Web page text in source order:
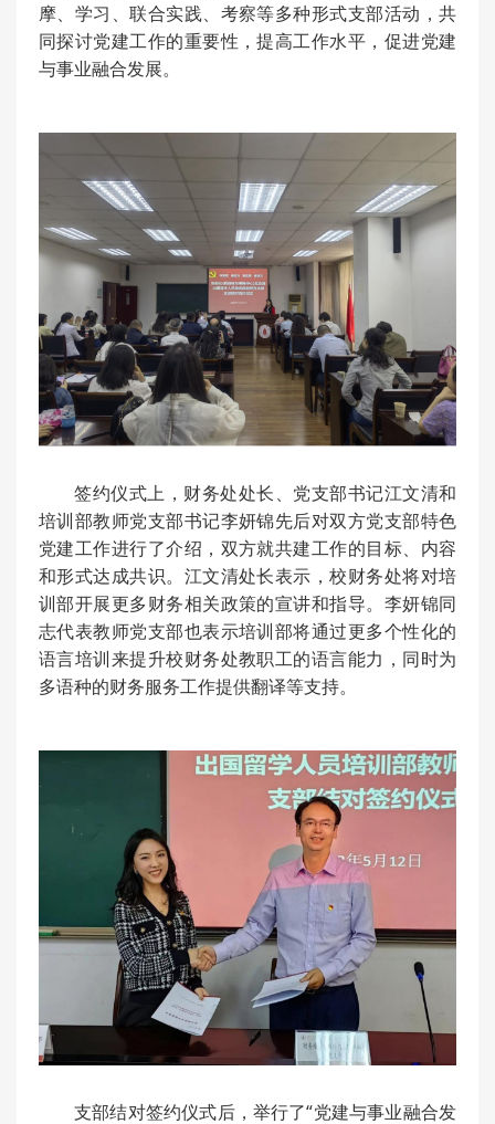
摩、学习、联合实践、考察等多种形式支部活动，共
同探讨党建工作的重要性，提高工作水平，促进党建
与事业融合发展。
签约仪式上，财务处处长、党支部书记江文清和
培训部教师党支部书记李妍锦先后对双方党支部特色
党建工作进行了介绍，双方就共建工作的目标、内容
和形式达成共识。江文清处长表示，校财务处将对培
训部开展更多财务相关政策的宣讲和指导。李妍锦同
志代表教师党支部也表示培训部将通过更多个性化的
语言培训来提升校财务处教职工的语言能力，同时为
多语种的财务服务工作提供翻译等支持。
支部结对签约仪式后，举行了“党建与事业融合发